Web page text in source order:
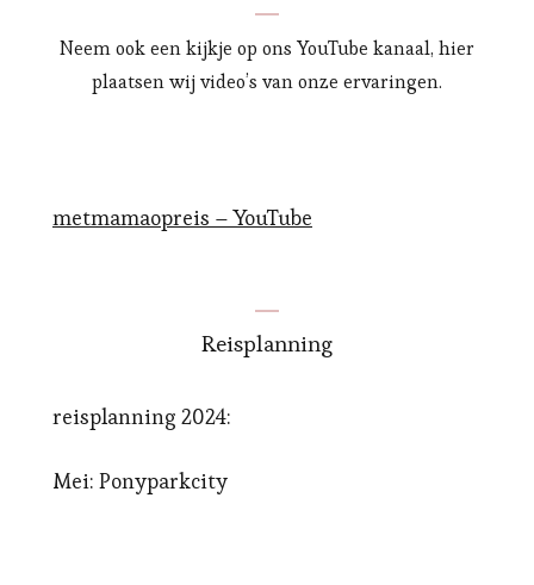
Neem ook een kijkje op ons YouTube kanaal, hier
plaatsen wij video’s van onze ervaringen.
metmamaopreis – YouTube
Reisplanning
reisplanning 2024:
Mei: Ponyparkcity